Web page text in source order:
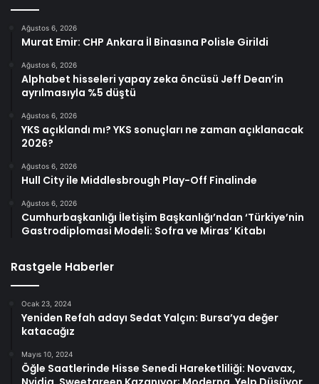
Ağustos 6, 2026
Murat Emir: CHP Ankara İl Binasına Polisle Girildi
Ağustos 6, 2026
Alphabet hisseleri yapay zeka öncüsü Jeff Dean’in
ayrılmasıyla %5 düştü
Ağustos 6, 2026
YKS açıklandı mı? YKS sonuçları ne zaman açıklanacak
2026?
Ağustos 6, 2026
Hull City ile Middlesbrough Play-Off Finalinde
Ağustos 6, 2026
Cumhurbaşkanlığı İletişim Başkanlığı’ndan ‘Türkiye’nin
Gastrodiplomasi Modeli: Sofra ve Miras’ Kitabı
Rastgele Haberler
Ocak 23, 2024
Yeniden Refah adayı Sedat Yalçın: Bursa’ya değer
katacağız
Mayıs 10, 2024
Öğle Saatlerinde Hisse Senedi Hareketliliği: Novavax,